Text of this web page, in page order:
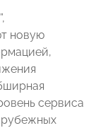
новую
сервиса